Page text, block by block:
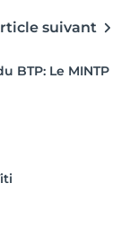
suivant
BTP: Le MINTP